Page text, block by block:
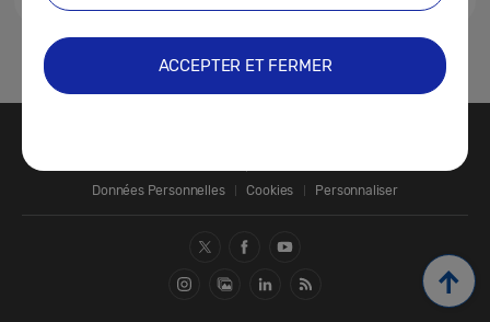
1
Données Personnelles
Cookies Personnaliser
ACCEPTER ET FERMER